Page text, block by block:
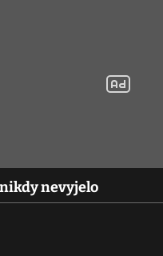
nevyjelo